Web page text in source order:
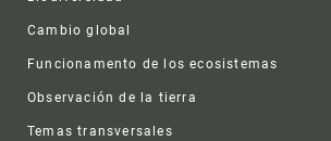
Cambio global
Funcionamento de los ecosistemas
Observación de la tierra
Temas transversales